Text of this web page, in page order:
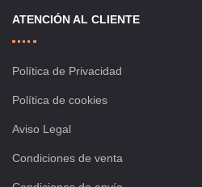
ATENCIÓN AL CLIENTE
Política de Privacidad
Política de cookies
Aviso Legal
Condiciones de venta